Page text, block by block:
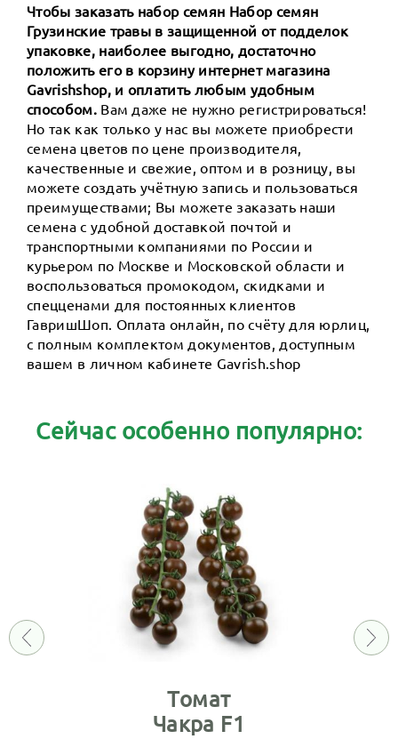
Чтобы заказать набор семян Набор семян
Грузинские травы в защищенной от подделок
упаковке, наиболее выгодно, достаточно
положить его в корзину интернет магазина
Gavrishshop, и оплатить любым удобным
способом.Вам даже не нужно регистрироваться!
Но так как только у нас вы можете приобрести
семена цветов по цене производителя,
качественные и свежие, оптом и в розницу, вы
можете создать учётную запись и пользоваться
преимуществами; Вы можете заказать наши
семена с удобной доставкой почтой и
транспортными компаниями по России и
курьером по Москве и Московской области и
воспользоваться промокодом, скидками и
спецценами для постоянных клиентов
ГавришШоп. Оплата онлайн, по счёту для юрлиц,
с полным комплектом документов, доступным
вашем в личном кабинете Gavrish.shop
Сейчас особенно популярно:
Томат
Чакра F1